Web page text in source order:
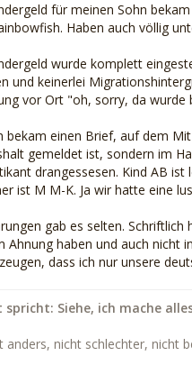
für meinen Sohn
Haben auch völlig
wurde komplett
und keinerlei
vor Ort "oh, sorry, da wurde
bekam einen Brief, auf dem
gemeldet ist, sondern im
drangessesen. Kind AB
ist M M-K. Ja wir hatte eine
gab es selten.
Ahnung haben und auch nicht
dass ich nur unsere
spricht: Siehe, ich mache
anders, nicht schlechter, nicht